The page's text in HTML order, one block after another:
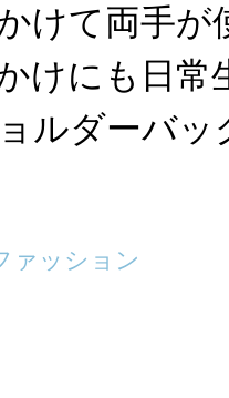
けて両手が
けにも日常
ルダーバッ
ァッション